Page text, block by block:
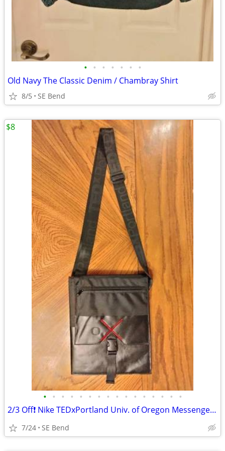
• • • • • • •
Old Navy The Classic Denim / Chambray Shirt
8/5 SE Bend
• • • • • • • • • • • • • • • •
2/3 Off❗ Nike TEDxPortland Univ. of Oregon Messenger Bag
7/24 SE Bend
$8